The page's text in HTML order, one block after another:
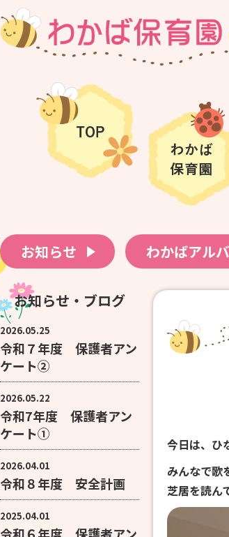
お知らせ わかばアル
お知らせ・ブログ
2026.05.25
令和７年度 保護者アン
ケート②
2026.05.22
令和7年度 保護者アン
ケート①
2026.04.01
令和８年度 安全計画
2025.04.01
今日は、ひ
みんなで歌
芝居を読ん